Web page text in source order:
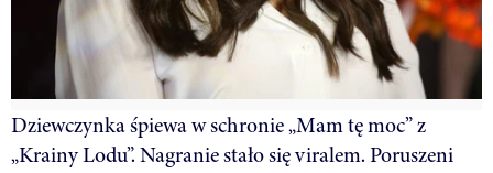
Dziewczynka śpiewa w schronie „Mam tę moc” z
„Krainy Lodu”. Nagranie stało się viralem. Poruszeni